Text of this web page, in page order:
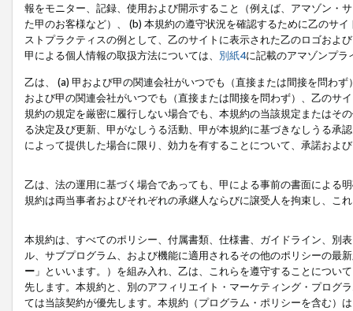
報をモニター、記録、使用および開示すること（例えば、アマゾン・
た甲のお客様など）、 (b) 本規約の遵守状況を確認するために乙のサ
ストプラクティスの例として、乙のサイトに表示された乙のロゴおよ
甲による個人情報の取扱方法については、 別紙4に記載のアマゾンプ
乙は、 (a) 甲および甲の関連会社がいつでも（直接または間接を問わ
および甲の関連会社がいつでも（直接または間接を問わず）、乙のサ
規約の規定を厳密に履行しない場合でも、本規約の当該規定またはそ
る決定及び更新、甲がなしうる活動、甲が本規約に基づきなしうる承
によって提供した場合に限り、効力を有することについて、承諾およ
乙は、法の運用に基づく場合であっても、甲による事前の書面による
規約は両当事者およびそれぞれの承継人ならびに譲受人を拘束し、こ
本規約は、すべてのポリシー、付属書類、仕様書、ガイドライン、別
ル、サブプログラム、および機能に適用されるその他のポリシーの最
ー 」といいます。）を組み入れ、乙は、これらを遵守することにつ
先します。本規約と、別のアフィリエイト・マーケティング・プログ
ては当該契約が優先します。本規約（プログラム・ポリシーを含む）